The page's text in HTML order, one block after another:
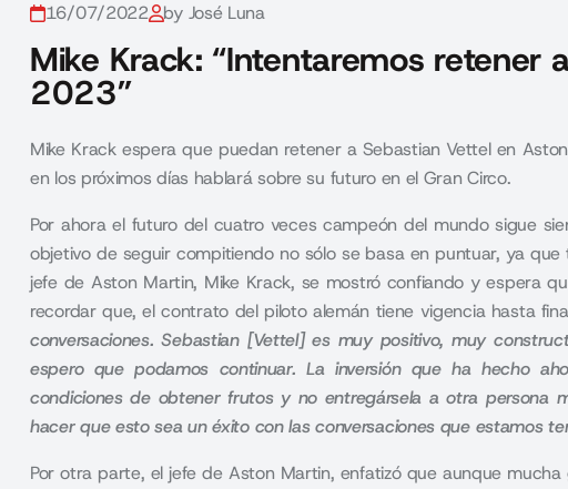
16/07/2022 by José Luna
Mike Krack: “Intentaremos retener
2023”
Mike Krack espera que puedan retener a Sebastian Vettel en
en los próximos días hablará sobre su futuro en el Gran Circo.
Por ahora el futuro del cuatro veces campeón del mundo sigue
objetivo de seguir compitiendo no sólo se basa en puntuar, ya
jefe de Aston Martin, Mike Krack, se mostró confiando y espera
recordar que, el contrato del piloto alemán tiene vigencia hasta
conversaciones. Sebastian [Vettel] es muy positivo, muy
espero que podamos continuar. La inversión que ha hecho
condiciones de obtener frutos y no entregársela a otra persona
hacer que esto sea un éxito con las conversaciones que estamos
Por otra parte, el jefe de Aston Martin, enfatizó que aunque